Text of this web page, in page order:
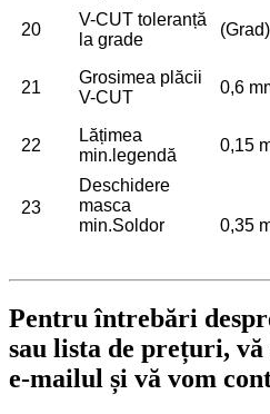
20
V-CUT toleranță
la grade
(Grad)
21
Grosimea plăcii
V-CUT
0,6
22
Lățimea
min.legendă
0,15
23
Deschidere
masca
min.Soldor
0,35
Pentru întrebări
sau lista de prețuri, vă
e-mailul și vă vom